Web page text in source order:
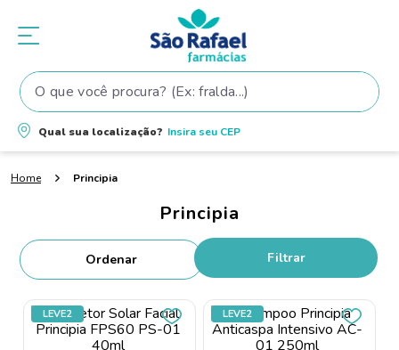
O que você procura? (Ex: fralda...)
Qual sua localização? Insira seu CEP
Principia
Principia
Filtrar
LEVE2 LEVE2
Termos mais buscados
1º fralda
2 shampoo
5º tintura cabelo
6º elseve
fralda pampers